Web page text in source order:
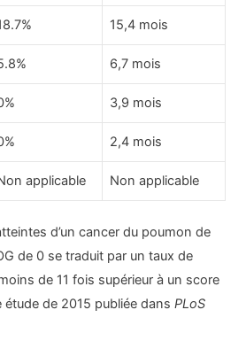
15,4 mois
6,7 mois
3,9 mois
2,4 mois
applicable Non applicable
d’un cancer du poumon de
de 0 se traduit par un taux de
de 11 fois supérieur à un score
étude de 2015 publiée dansPLoS